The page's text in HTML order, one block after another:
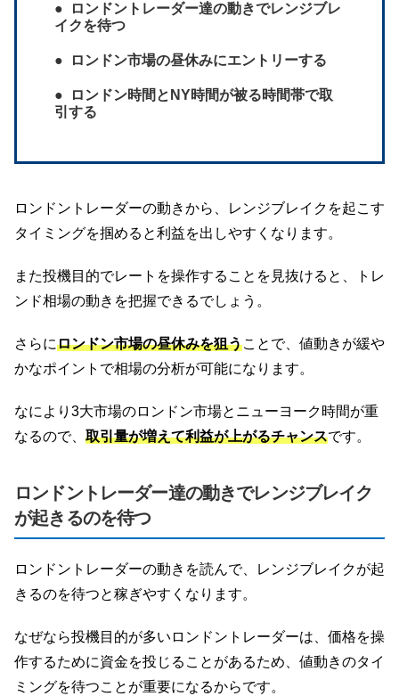
ロンドントレーダー達の動きでレンジブレ
イクを待つ
ロンドン市場の昼休みにエントリーする
ロンドン時間とNY時間が被る時間帯で取
引する
ロンドントレーダーの動きから、レンジブレイクを起こす
タイミングを掴めると利益を出しやすくなります。
また投機目的でレートを操作することを見抜けると、トレ
ンド相場の動きを把握できるでしょう。
さらにロンドン市場の昼休みを狙うことで、値動きが緩や
かなポイントで相場の分析が可能になります。
なにより3大市場のロンドン市場とニューヨーク時間が重
なるので、 取引量が増えて利益が上がるチャンスです。
ロンドントレーダー達の動きでレンジブレイク
が起きるのを待つ
ロンドントレーダーの動きを読んで、レンジブレイクが起
きるのを待つと稼ぎやすくなります。
なぜなら投機目的が多いロンドントレーダーは、価格を操
作するために資金を投じることがあるため、値動きのタイ
ミングを待つことが重要になるからです。